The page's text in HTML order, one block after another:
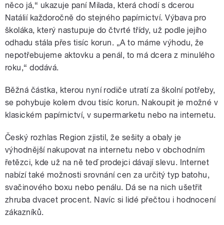
něco já,“ ukazuje paní Milada, která chodí s dcerou
Natálií každoročně do stejného papírnictví. Výbava pro
školáka, který nastupuje do čtvrté třídy, už podle jejího
odhadu stála přes tisíc korun. „A to máme výhodu, že
nepotřebujeme aktovku a penál, to má dcera z minulého
roku,“ dodává.
Běžná částka, kterou nyní rodiče utratí za školní potřeby,
se pohybuje kolem dvou tisíc korun. Nakoupit je možné v
klasickém papírnictví, v supermarketu nebo na internetu.
Český rozhlas Region zjistil, že sešity a obaly je
výhodnější nakupovat na internetu nebo v obchodním
řetězci, kde už na ně teď prodejci dávají slevu. Internet
nabízí také možnosti srovnání cen za určitý typ batohu,
svačinového boxu nebo penálu. Dá se na nich ušetřit
zhruba dvacet procent. Navíc si lidé přečtou i hodnocení
zákazníků.